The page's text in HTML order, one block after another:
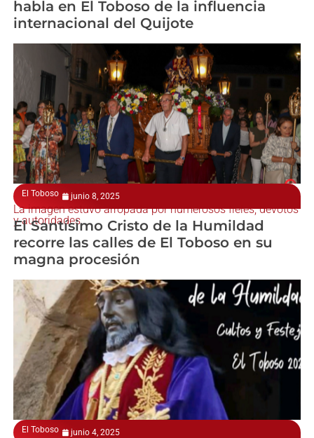
habla en El Toboso de la influencia
internacional del Quijote
El Toboso junio 8, 2025
La imagen estuvo arropada por numerosos fieles, devotos
y autoridades
El Santísimo Cristo de la Humildad
recorre las calles de El Toboso en su
magna procesión
El Toboso junio 4, 2025